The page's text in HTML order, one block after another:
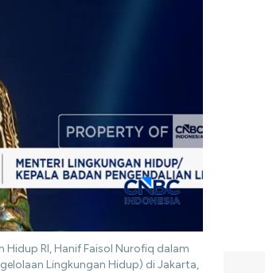
Hidup RI, Hanif Faisol Nurofiq dalam
Lingkungan Hidup) di Jakarta,